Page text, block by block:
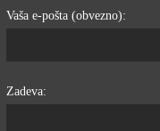
Vaša e-pošta (obvezno):
Zadeva: